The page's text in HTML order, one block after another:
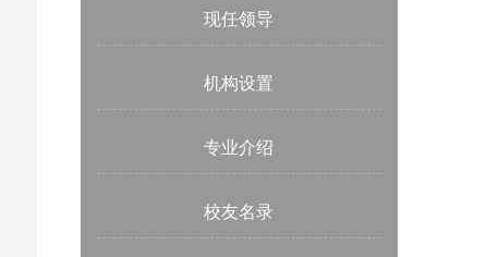
现任领导
机构设置
专业介绍
校友名录